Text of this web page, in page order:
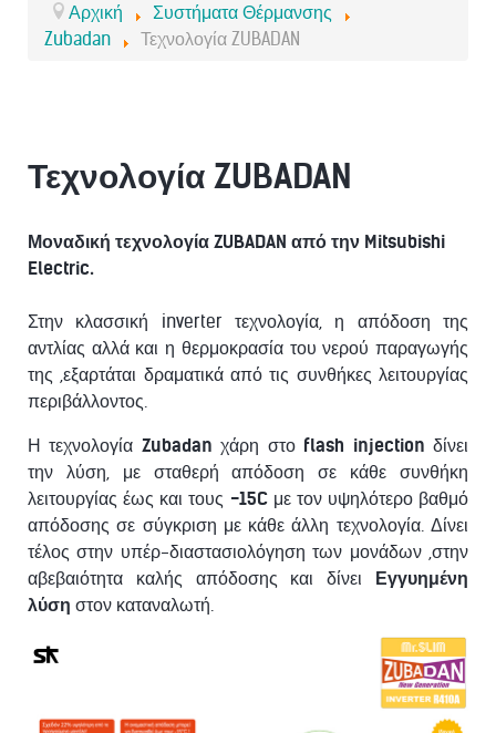
Αρχική
Συστήματα Θέρμανσης
Zubadan
Τεχνολογία ZUBADAN
Τεχνολογία ZUBADAN
Μοναδική τεχνολογία ZUBADAN από την Mitsubishi
Electric.
Στην κλασσική inverter τεχνολογία, η απόδοση της
αντλίας αλλά και η θερμοκρασία του νερού παραγωγής
της ,εξαρτάται δραματικά από τις συνθήκες λειτουργίας
περιβάλλοντος.
Η τεχνολογία Zubadan χάρη στο flash injection δίνει
την λύση, με σταθερή απόδοση σε κάθε συνθήκη
λειτουργίας έως και τους -15Cμε τον υψηλότερο βαθμό
απόδοσης σε σύγκριση με κάθε άλλη τεχνολογία. Δίνει
τέλος στην υπέρ-διαστασιολόγηση των μονάδων ,στην
αβεβαιότητα καλής απόδοσης και δίνει Εγγυημένη
λύση στον καταναλωτή.